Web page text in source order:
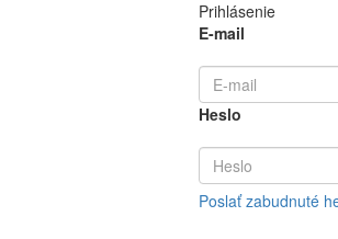
Prihlásenie
E-mail
Heslo
Poslať zabudnuté